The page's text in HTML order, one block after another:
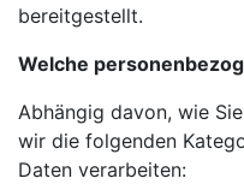
bereitgestellt.
Welche
Abhängig davon, wie
wir die folgenden
Daten verarbeiten: